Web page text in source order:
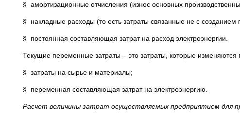
§ амортизационные отчисления (износ основных
§ накладные расходы (то есть затраты связанные не с
§ постоянная составляющая затрат на расход электроэнергии.
Текущие переменные затраты – это затраты, которые
§ затраты на сырье и материалы;
§ переменная составляющая затрат на электроэнергию.
Расчет величины затрат осуществляемых предприятием для